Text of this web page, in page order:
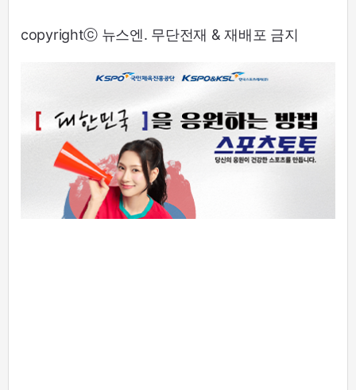
copyrightⓒ 뉴스엔. 무단전재 & 재배포 금지